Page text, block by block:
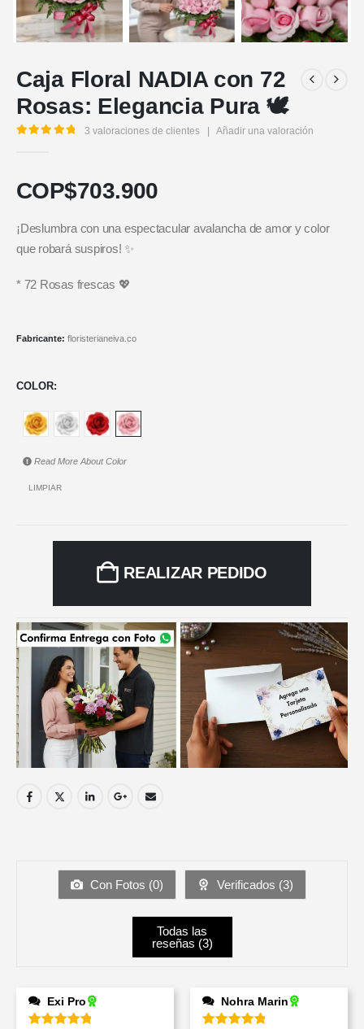
Caja Floral NADIA con 72
Rosas: Elegancia Pura 🕊️
3 valoraciones de clientes Añadir una valoración
COP$703.900
¡Deslumbra con una espectacular avalancha de amor y color
que robará suspiros! ✨
* 72 Rosas frescas 💖
Fabricante: floristerianeiva.co
COLOR
Read More AboutColor
LIMPIAR
REALIZAR PEDIDO
Con Fotos (0) Verificados (3)
Todas las
reseñas (3)
Exi Pro Nohra Marin